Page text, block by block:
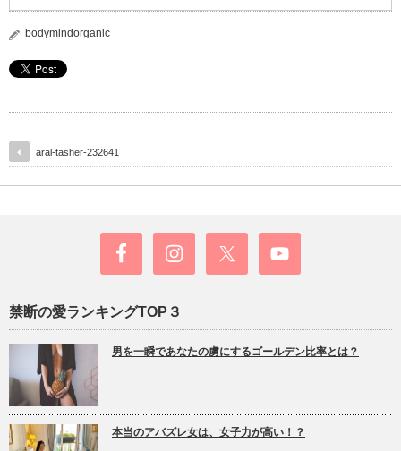
bodymindorganic
aral-tasher-232641
禁断の愛ランキングTOP３
男を一瞬であなたの虜にするゴールデン比率とは？
本当のアバズレ女は、女子力が高い！？